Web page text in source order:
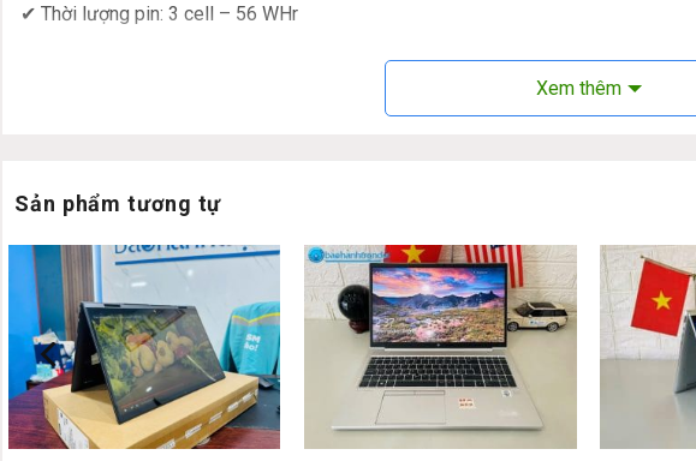
✔ Thời lượng pin: 3 cell – 56 WHr
HP Elitebok 845 G8 là một thiết kế điển hình của dòng EliteBook – một trong
máy bằng nhôm màu bạc thanh mảnh với các đường cong và góc cạnh được
tôn lên vẻ thanh lịch. Phần bản lề đơn chắc chắn và trơn tru, cho phép bạn mở nắp
Xem thêm
Sản phẩm tương tự